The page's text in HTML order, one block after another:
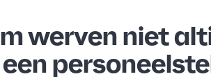
werven niet
een